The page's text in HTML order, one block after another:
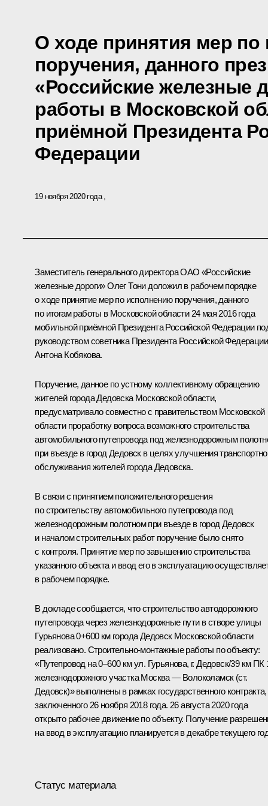
О ходе принятия мер
поручения, данного
«Российские железные
работы в Московской
приёмной Президента
Федерации
19 ноября 2020 года
Заместитель генерального директора ОАО «Российские
железные дороги» Олег Тони доложил в рабочем порядке
о ходе принятие мер по исполнению поручения, данного
по итогам работы в Московской области 24 мая 2016 года
мобильной приёмной Президента Российской Федерации
руководством советника Президента Российской Федерации
Антона Кобякова.
Поручение, данное по устному коллективному обращению
жителей города Дедовска Московской области,
предусматривало совместно с правительством Московской
области проработку вопроса возможного строительства
автомобильного путепровода под железнодорожным
при въезде в город Дедовск в целях улучшения
обслуживания жителей города Дедовска.
В связи с принятием положительного решения
по строительству автомобильного путепровода под
железнодорожным полотном при въезде в город Дедовск
и началом строительных работ поручение было снято
с контроля. Принятие мер по завышению строительства
указанного объекта и ввод его в эксплуатацию
в рабочем порядке.
В докладе сообщается, что строительство автодорожного
путепровода через железнодорожные пути в створе улицы
Гурьянова 0+600 км города Дедовск Московской области
реализовано. Строительно-монтажные работы по объекту:
«Путепровод на 0–600 км ул. Гурьянова, г. Дедовск/39 км ПК
железнодорожного участка Москва — Волоколамск (ст.
Дедовск)» выполнены в рамках государственного контракта,
заключенного 26 ноября 2018 года. 26 августа 2020 года
открыто рабочее движение по объекту. Получение
на ввод в эксплуатацию планируется в декабре текущего
Статус материала